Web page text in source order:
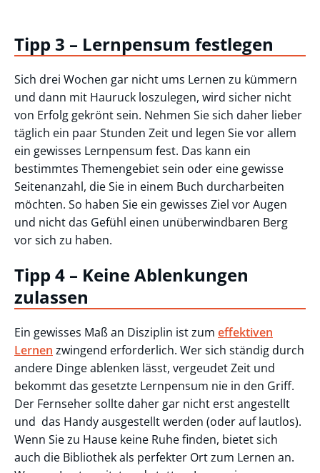
Tipp 3 – Lernpensum festlegen
Sich drei Wochen gar nicht ums Lernen zu kümmern
und dann mit Hauruck loszulegen, wird sicher nicht
von Erfolg gekrönt sein. Nehmen Sie sich daher lieber
täglich ein paar Stunden Zeit und legen Sie vor allem
ein gewisses Lernpensum fest. Das kann ein
bestimmtes Themengebiet sein oder eine gewisse
Seitenanzahl, die Sie in einem Buch durcharbeiten
möchten. So haben Sie ein gewisses Ziel vor Augen
und nicht das Gefühl einen unüberwindbaren Berg
vor sich zu haben.
Tipp 4 – Keine Ablenkungen
zulassen
Ein gewisses Maß an Disziplin ist zum effektiven
Lernen zwingend erforderlich. Wer sich ständig durch
andere Dinge ablenken lässt, vergeudet Zeit und
bekommt das gesetzte Lernpensum nie in den Griff.
Der Fernseher sollte daher gar nicht erst angestellt
und das Handy ausgestellt werden (oder auf lautlos).
Wenn Sie zu Hause keine Ruhe finden, bietet sich
auch die Bibliothek als perfekter Ort zum Lernen an.